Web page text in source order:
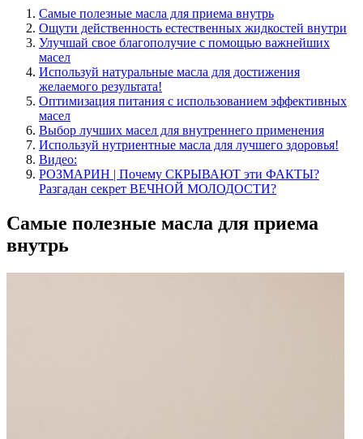
Самые полезные масла для приема внутрь
Ощути действенность естественных жидкостей внутри
Улучшай свое благополучие с помощью важнейших
масел
Используй натуральные масла для достижения
желаемого результата!
Оптимизация питания с использованием эффективных
масел
Выбор лучших масел для внутреннего применения
Используй нутриентные масла для лучшего здоровья!
Видео:
РОЗМАРИН | Почему СКРЫВАЮТ эти ФАКТЫ?
Разгадан секрет ВЕЧНОЙ МОЛОДОСТИ?
Самые полезные масла для приема
внутрь